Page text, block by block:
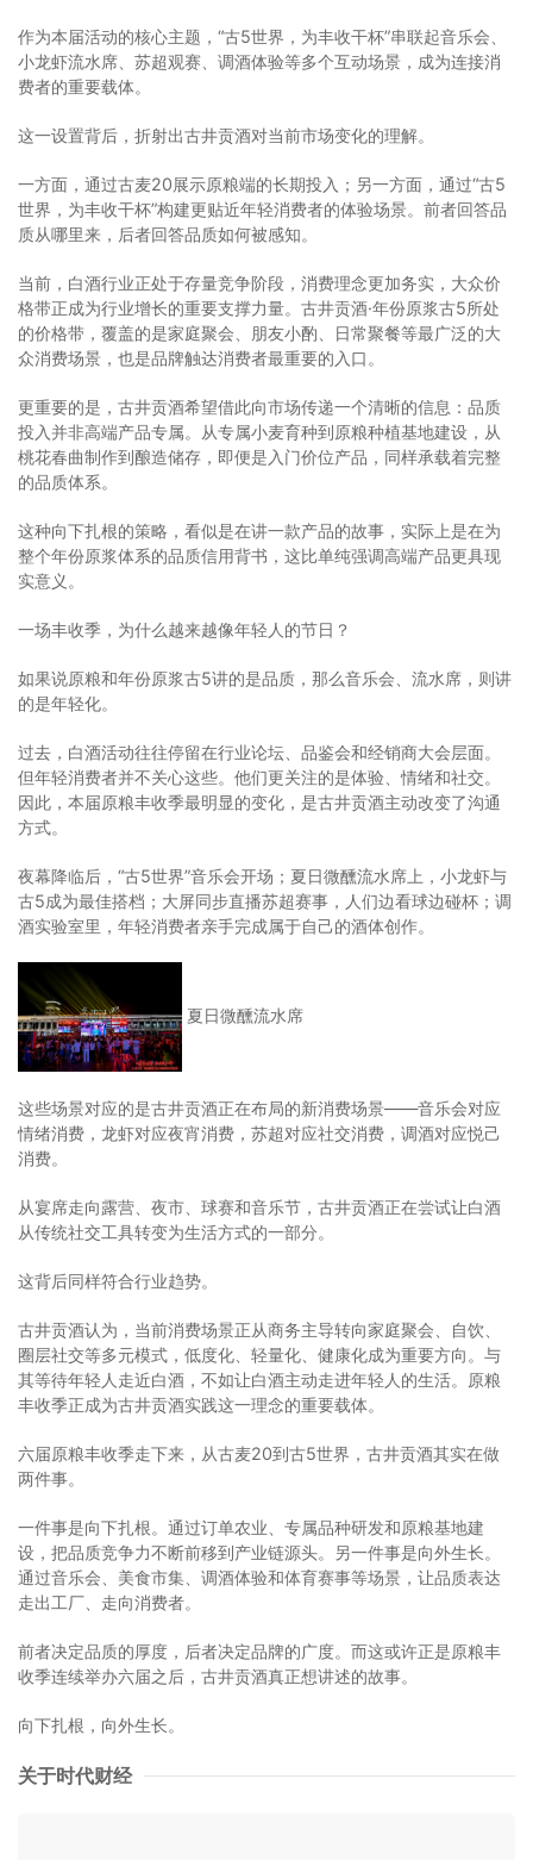
作为本届活动的核心主题，“古5世界，为丰收干杯”串联起音乐会、
小龙虾流水席、苏超观赛、调酒体验等多个互动场景，成为连接消
费者的重要载体。
这一设置背后，折射出古井贡酒对当前市场变化的理解。
一方面，通过古麦20展示原粮端的长期投入；另一方面，通过“古5
世界，为丰收干杯”构建更贴近年轻消费者的体验场景。前者回答品
质从哪里来，后者回答品质如何被感知。
当前，白酒行业正处于存量竞争阶段，消费理念更加务实，大众价
格带正成为行业增长的重要支撑力量。古井贡酒·年份原浆古5所处
的价格带，覆盖的是家庭聚会、朋友小酌、日常聚餐等最广泛的大
众消费场景，也是品牌触达消费者最重要的入口。
更重要的是，古井贡酒希望借此向市场传递一个清晰的信息：品质
投入并非高端产品专属。从专属小麦育种到原粮种植基地建设，从
桃花春曲制作到酿造储存，即便是入门价位产品，同样承载着完整
的品质体系。
这种向下扎根的策略，看似是在讲一款产品的故事，实际上是在为
整个年份原浆体系的品质信用背书，这比单纯强调高端产品更具现
实意义。
一场丰收季，为什么越来越像年轻人的节日？
如果说原粮和年份原浆古5讲的是品质，那么音乐会、流水席，则讲
的是年轻化。
过去，白酒活动往往停留在行业论坛、品鉴会和经销商大会层面。
但年轻消费者并不关心这些。他们更关注的是体验、情绪和社交。
因此，本届原粮丰收季最明显的变化，是古井贡酒主动改变了沟通
方式。
夜幕降临后，“古5世界”音乐会开场；夏日微醺流水席上，小龙虾与
古5成为最佳搭档；大屏同步直播苏超赛事，人们边看球边碰杯；调
酒实验室里，年轻消费者亲手完成属于自己的酒体创作。
夏日微醺流水席
这些场景对应的是古井贡酒正在布局的新消费场景——音乐会对应
情绪消费，龙虾对应夜宵消费，苏超对应社交消费，调酒对应悦己
消费。
从宴席走向露营、夜市、球赛和音乐节，古井贡酒正在尝试让白酒
从传统社交工具转变为生活方式的一部分。
这背后同样符合行业趋势。
古井贡酒认为，当前消费场景正从商务主导转向家庭聚会、自饮、
圈层社交等多元模式，低度化、轻量化、健康化成为重要方向。与
其等待年轻人走近白酒，不如让白酒主动走进年轻人的生活。原粮
丰收季正成为古井贡酒实践这一理念的重要载体。
六届原粮丰收季走下来，从古麦20到古5世界，古井贡酒其实在做
两件事。
一件事是向下扎根。通过订单农业、专属品种研发和原粮基地建
设，把品质竞争力不断前移到产业链源头。另一件事是向外生长。
通过音乐会、美食市集、调酒体验和体育赛事等场景，让品质表达
走出工厂、走向消费者。
前者决定品质的厚度，后者决定品牌的广度。而这或许正是原粮丰
收季连续举办六届之后，古井贡酒真正想讲述的故事。
向下扎根，向外生长。
关于时代财经